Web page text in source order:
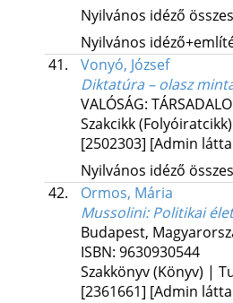
Nyilvános idéző
Nyilvános
41.
Vonyó, József
Diktatúra – olasz
VALÓSÁG:
Szakcikk
[2502303] [Admin
Nyilvános idéző
42.
Ormos, Mária
Mussolini: Politikai
Budapest,
ISBN: 9630930544
Szakkönyv (Könyv) |
[2361661] [Admin